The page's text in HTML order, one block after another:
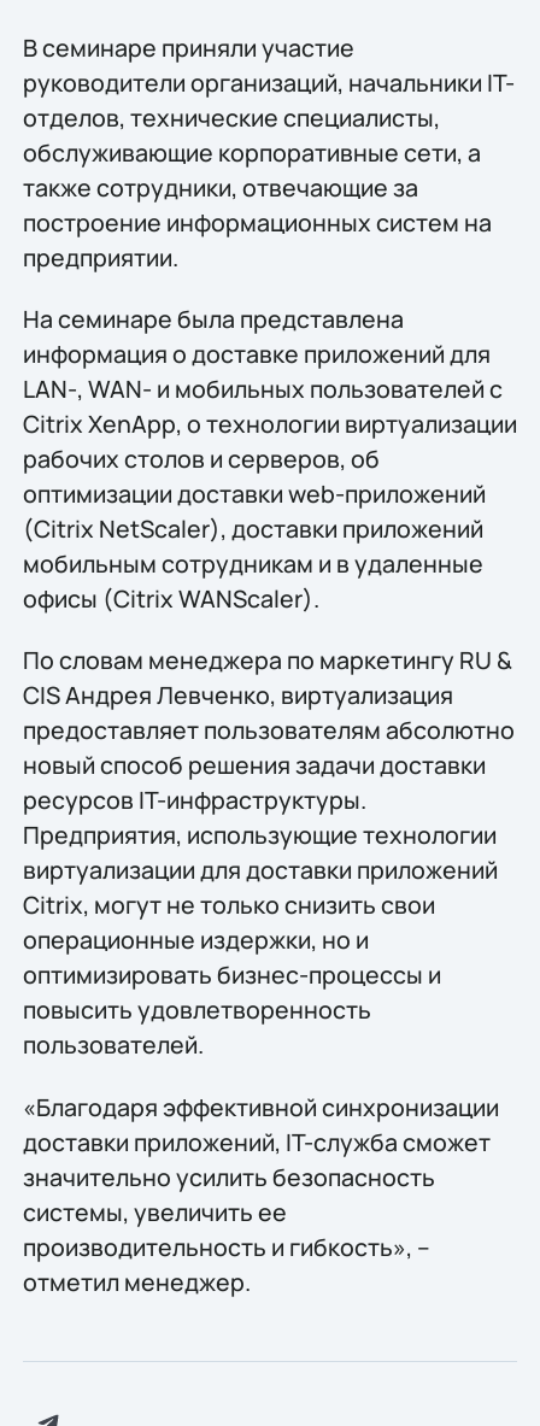
В семинаре приняли участие
руководители организаций, начальники IT-
отделов, технические специалисты,
обслуживающие корпоративные сети, а
также сотрудники, отвечающие за
построение информационных систем на
предприятии.
На семинаре была представлена
информация о доставке приложений для
LAN-, WAN- и мобильных пользователей с
Citrix XenApp, о технологии виртуализации
рабочих столов и серверов, об
оптимизации доставки web-приложений
(Citrix NetScaler), доставки приложений
мобильным сотрудникам и в удаленные
офисы (Citrix WANScaler).
По словам менеджера по маркетингу RU &
CIS Андрея Левченко, виртуализация
предоставляет пользователям абсолютно
новый способ решения задачи доставки
ресурсов IT-инфраструктуры.
Предприятия, использующие технологии
виртуализации для доставки приложений
Citrix, могут не только снизить свои
операционные издержки, но и
оптимизировать бизнес-процессы и
повысить удовлетворенность
пользователей.
«Благодаря эффективной синхронизации
доставки приложений, IT-служба сможет
значительно усилить безопасность
системы, увеличить ее
производительность и гибкость», –
отметил менеджер.